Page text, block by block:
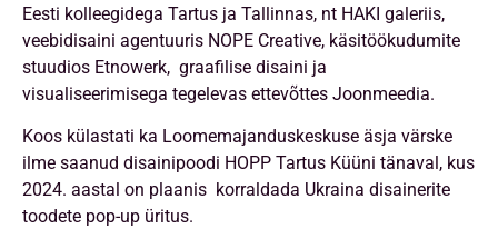
Eesti kolleegidega Tartus ja Tallinnas, nt HAKI galeriis,
veebidisaini agentuuris NOPE Creative, käsitöökudumite
stuudios Etnowerk, graafilise disaini ja
visualiseerimisega tegelevas ettevõttes Joonmeedia.
Koos külastati ka Loomemajanduskeskuse äsja värske
ilme saanud disainipoodi HOPP Tartus Küüni tänaval, kus
2024. aastal on plaanis korraldada Ukraina disainerite
toodete pop-up üritus.